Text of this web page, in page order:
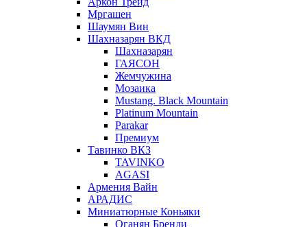
Мргашен
Шаумян Вин
Шахназарян ВКД
Шахназарян
ГАЯСОН
Жемчужина
Мозаика
Mustang. Black Mountain
Platinum Mountain
Parakar
Премиум
Тавинко ВКЗ
TAVINKO
AGASI
Армения Вайн
АРАДИС
Миниатюрные Коньяки
Оганян Бренди